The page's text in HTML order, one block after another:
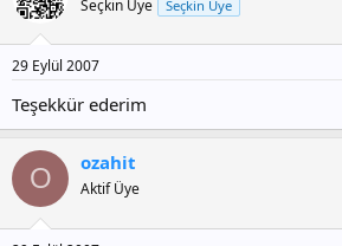
Seçkin Üye Seçkin Üye
29 Eylül 2007
Teşekkür ederim
O ozahit
Aktif Üye